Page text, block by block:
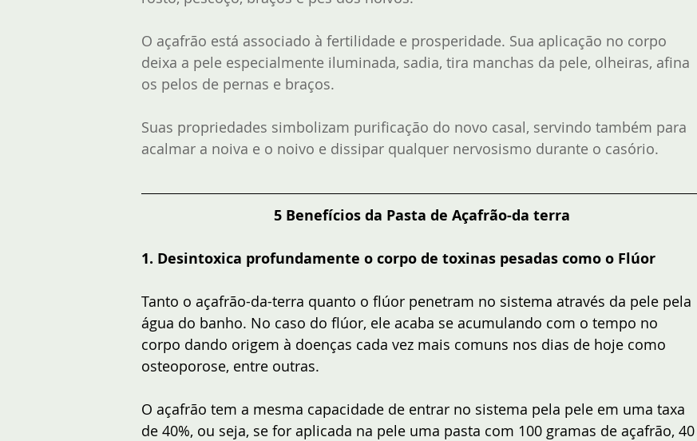
O açafrão está associado à fertilidade e prosperidade. Sua aplicação no corpo
deixa a pele especialmente iluminada, sadia, tira manchas da pele, olheiras, afina
os pelos de pernas e braços.
Suas propriedades simbolizam purificação do novo casal, servindo também para
acalmar a noiva e o noivo e dissipar qualquer nervosismo durante o casório.
5 Benefícios da Pasta de Açafrão-da terra
1. Desintoxica profundamente o corpo de toxinas pesadas como o Flúor
Tanto o açafrão-da-terra quanto o flúor penetram no sistema através da pele pela
água do banho. No caso do flúor, ele acaba se acumulando com o tempo no
corpo dando origem à doenças cada vez mais comuns nos dias de hoje como
osteoporose, entre outras.
O açafrão tem a mesma capacidade de entrar no sistema pela pele em uma taxa
de 40%, ou seja, se for aplicada na pele uma pasta com 100 gramas de açafrão, 40